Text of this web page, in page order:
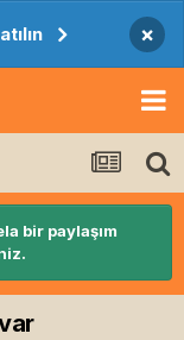
×
bir paylaşım